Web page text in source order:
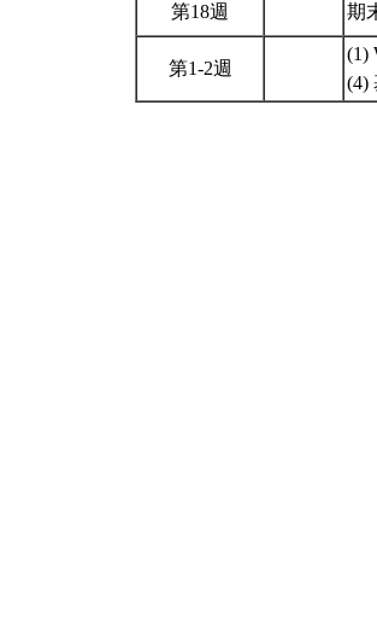
第18週 期
第1-2週
(1)
(4)